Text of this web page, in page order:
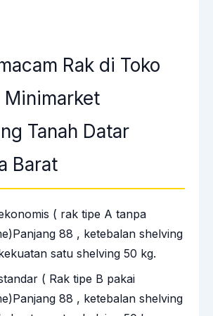
Rak di Toko
Minimarket
Tanah Datar
Barat
( rak tipe A tanpa
88 , ketebalan shelving
satu shelving 50 kg.
( Rak tipe B pakai
88 , ketebalan shelving